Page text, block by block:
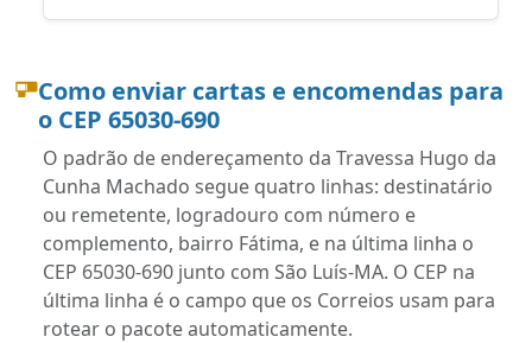
Como enviar cartas e encomendas para
o CEP 65030-690
O padrão de endereçamento da Travessa Hugo da
Cunha Machado segue quatro linhas: destinatário
ou remetente, logradouro com número e
complemento, bairro Fátima, e na última linha o
CEP 65030-690 junto com São Luís-MA. O CEP na
última linha é o campo que os Correios usam para
rotear o pacote automaticamente.